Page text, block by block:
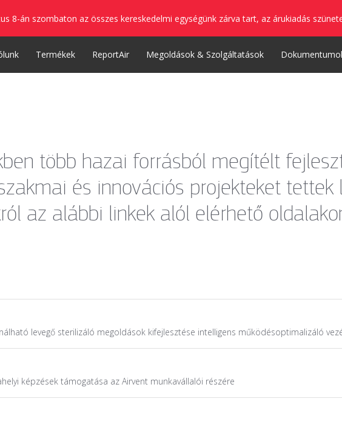
8-án szombaton az összes kereskedelmi egységünk zárva tart, az árukiadás
Termékek ReportAir Megoldások & Szolgáltatások
több hazai forrásból megítélt
és innovációs projekteket tettek
az alábbi linkek alól elérhető
levegő sterilizáló megoldások kifejlesztése intelligens működésoptimalizáló
képzések támogatása az Airvent munkavállalói részére